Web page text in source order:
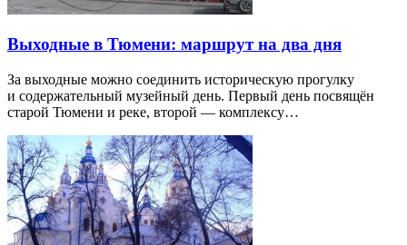
Выходные в Тюмени: маршрут на два дня
За выходные можно соединить историческую прогулку
и содержательный музейный день. Первый день посвящён
старой Тюмени и реке, второй — комплексу…